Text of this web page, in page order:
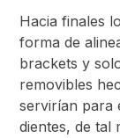
Hacia finales
forma de
brackets y
removibles
servirían para
dientes, de tal